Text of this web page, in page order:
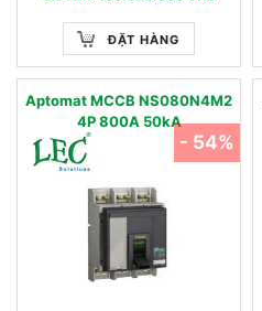
ĐẶT HÀNG
Aptomat MCCB NS080N4M2
4P 800A 50kA
- 54%